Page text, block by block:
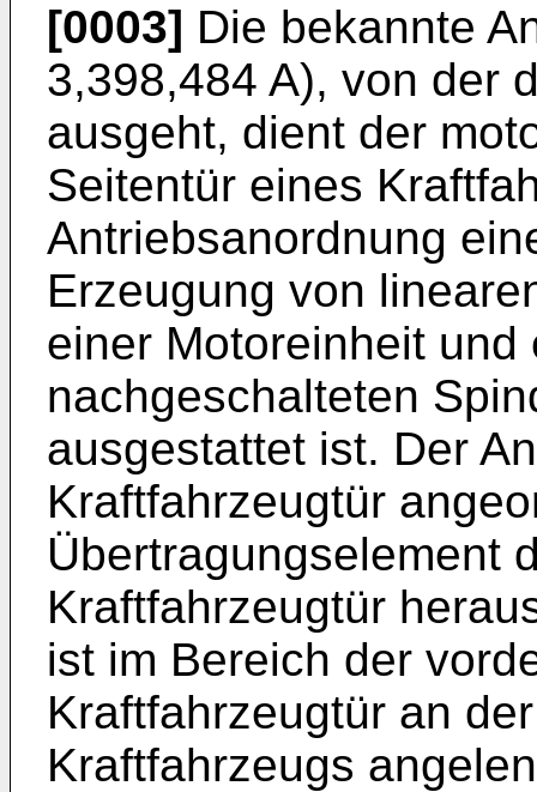
[0003] Die bekannte
3,398,484 A), von der
ausgeht, dient der
Seitentür eines
Antriebsanordnung
Erzeugung von
einer Motoreinheit
nachgeschalteten
ausgestattet ist. Der
Kraftfahrzeugtür
Übertragungselement
Kraftfahrzeugtür
ist im Bereich der
Kraftfahrzeugtür an
Kraftfahrzeugs